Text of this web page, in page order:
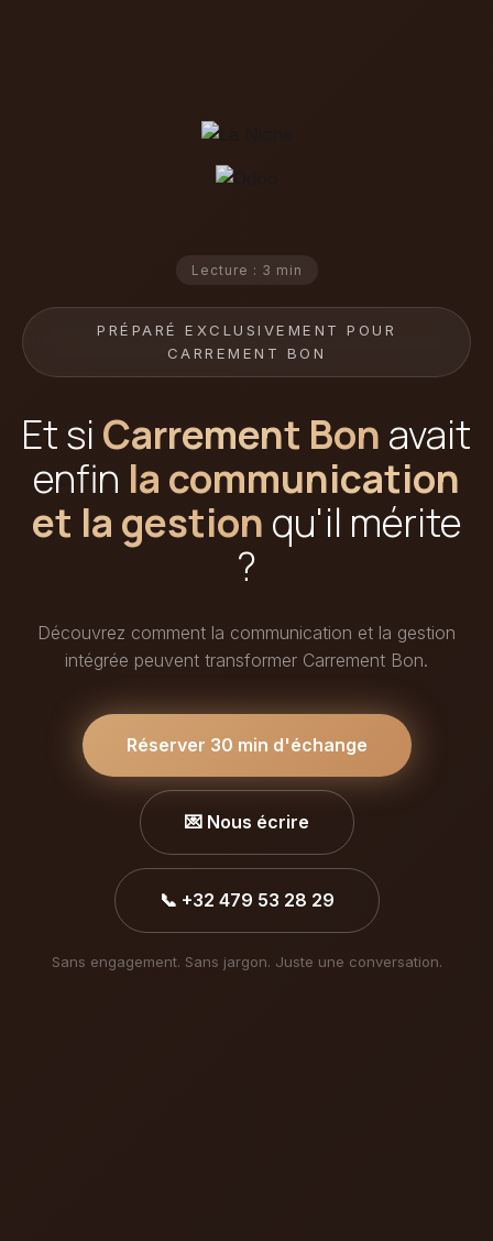
Lecture : 3 min
PRÉPARÉ EXCLUSIVEMENT POUR
CARREMENT BON
Et si Carrement Bon avait
enfin la communication
et la gestion qu'il mérite
?
Découvrez comment la communication et la gestion
intégrée peuvent transformer Carrement Bon.
Réserver 30 min d'échange
💌 Nous écrire
📞 +32 479 53 28 29
Sans engagement. Sans jargon. Juste une conversation.